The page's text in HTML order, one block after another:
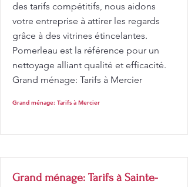
des tarifs compétitifs, nous aidons
votre entreprise à attirer les regards
grâce à des vitrines étincelantes.
Pomerleau est la référence pour un
nettoyage alliant qualité et efficacité.
Grand ménage: Tarifs à Mercier
Grand ménage: Tarifs à Mercier
Grand ménage: Tarifs à Sainte-